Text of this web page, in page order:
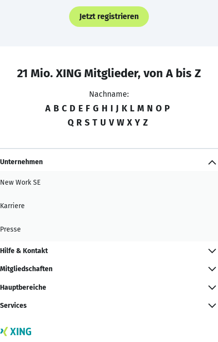
Jetzt registrieren
21 Mio. XING Mitglieder, von A bis Z
Nachname:
A B C D E F G H I J K L M N O P
Q R S T U V W X Y Z
Unternehmen
New Work SE
Karriere
Presse
Hilfe & Kontakt
Mitgliedschaften
Hauptbereiche
Services